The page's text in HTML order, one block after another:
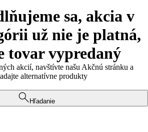
sa, akcia v
už nie je platná,
tovar vypredaný
akcií, navštívte našu Akčnú stránku a
alternatívne produkty
Hľadanie